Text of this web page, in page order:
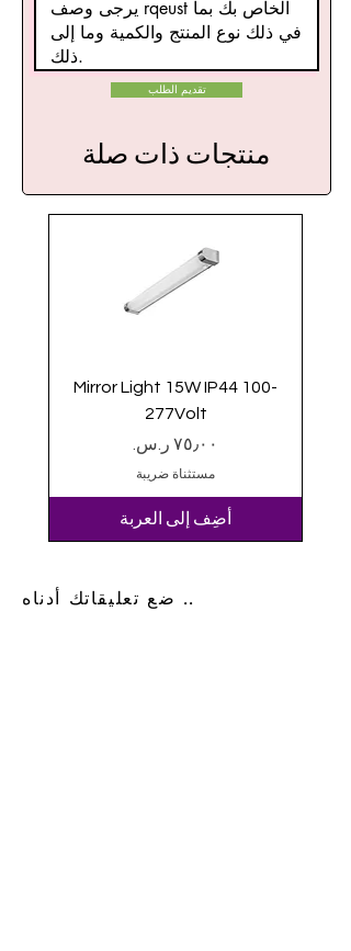
تقديم الطلب
منتجات ذات صلة
Mirror Light 15W IP44 100-
277Volt
السعر
مستثناة ضريبة
أضِف إلى العربة
ضع تعليقاتك أدناه ..